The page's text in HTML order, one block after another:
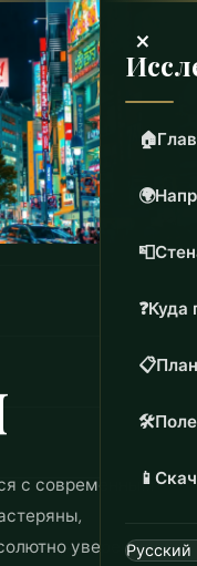
×
🏠
🌍
📮
❓Куда
📋
🛠️
📱
с современным
уверены,